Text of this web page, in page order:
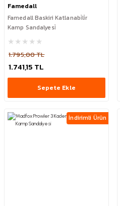
Famedall
Famedall Baskiri Katlanabi̇li̇r
Kamp Sandalyesi̇
1.795,00 TL
1.741,15 TL
Sepete Ekle
İndirimli Ürün